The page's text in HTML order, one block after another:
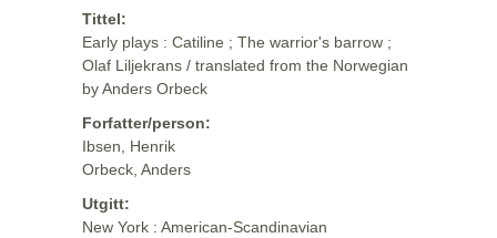
Tittel:
Early plays : Catiline ; The warrior's barrow ;
Olaf Liljekrans / translated from the Norwegian
by Anders Orbeck
Forfatter/person:
Ibsen, Henrik
Orbeck, Anders
Utgitt:
New York : American-Scandinavian